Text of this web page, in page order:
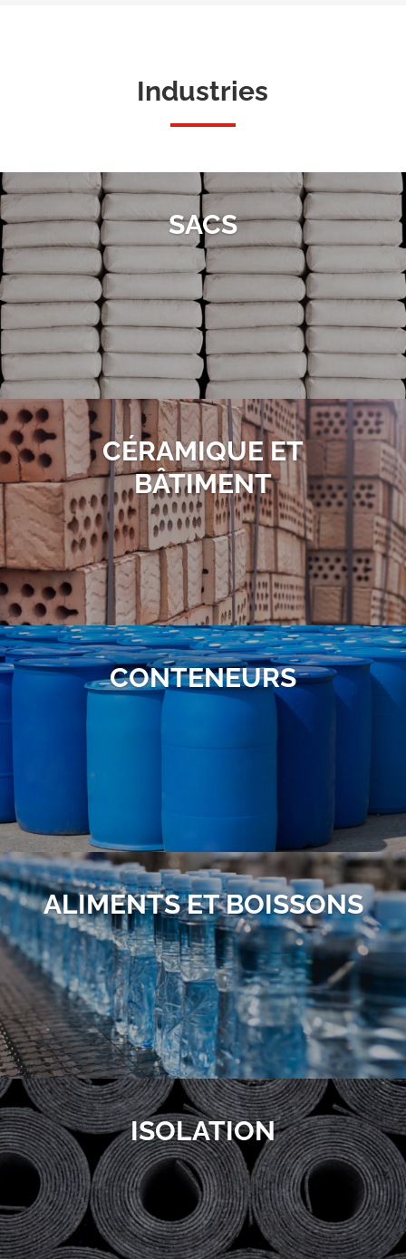
Industries
SACS
CÉRAMIQUE ET
BÂTIMENT
CONTENEURS
ALIMENTS ET BOISSONS
ISOLATION